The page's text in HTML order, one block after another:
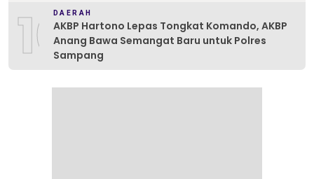
10DAERAH
AKBP Hartono Lepas Tongkat Komando, AKBP
Anang Bawa Semangat Baru untuk Polres
Sampang